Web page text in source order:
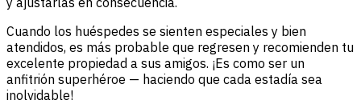
Cuando los huéspedes se sienten especiales y bien
atendidos, es más probable que regresen y recomienden tu
excelente propiedad a sus amigos. ¡Es como ser un
anfitrión superhéroe — haciendo que cada estadía sea
inolvidable!